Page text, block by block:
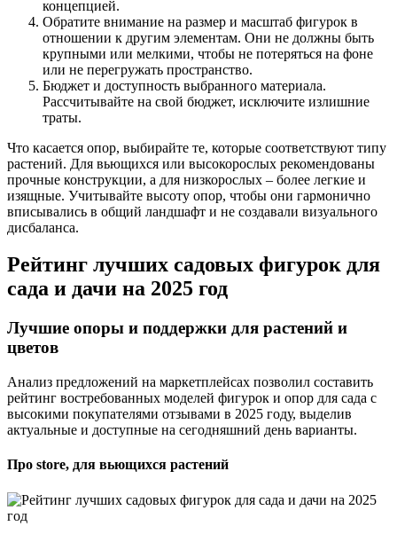
концепцией.
Обратите внимание на размер и масштаб фигурок в
отношении к другим элементам. Они не должны быть
крупными или мелкими, чтобы не потеряться на фоне
или не перегружать пространство.
Бюджет и доступность выбранного материала.
Рассчитывайте на свой бюджет, исключите излишние
траты.
Что касается опор, выбирайте те, которые соответствуют типу
растений. Для вьющихся или высокорослых рекомендованы
прочные конструкции, а для низкорослых – более легкие и
изящные. Учитывайте высоту опор, чтобы они гармонично
вписывались в общий ландшафт и не создавали визуального
дисбаланса.
Рейтинг лучших садовых фигурок для
сада и дачи на 2025 год
Лучшие опоры и поддержки для растений и
цветов
Анализ предложений на маркетплейсах позволил составить
рейтинг востребованных моделей фигурок и опор для сада с
высокими покупателями отзывами в 2025 году, выделив
актуальные и доступные на сегодняшний день варианты.
Про store, для вьющихся растений